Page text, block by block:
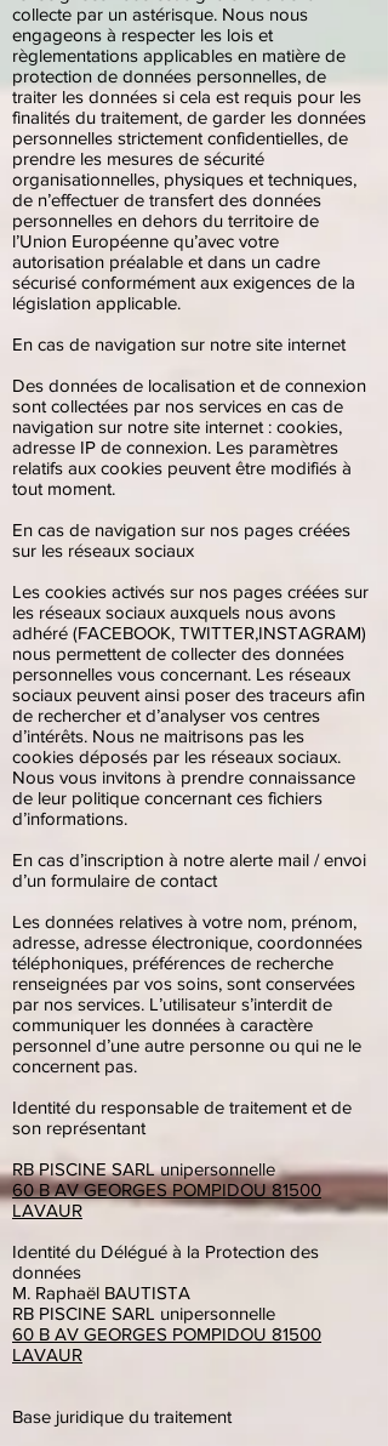
collecte par un astérisque. Nous nous
engageons à respecter les lois et
règlementations applicables en matière de
protection de données personnelles, de
traiter les données si cela est requis pour les
finalités du traitement, de garder les données
personnelles strictement confidentielles, de
prendre les mesures de sécurité
organisationnelles, physiques et techniques,
de n’effectuer de transfert des données
personnelles en dehors du territoire de
l’Union Européenne qu’avec votre
autorisation préalable et dans un cadre
sécurisé conformément aux exigences de la
législation applicable.
En cas de navigation sur notre site internet
Des données de localisation et de connexion
sont collectées par nos services en cas de
navigation sur notre site internet : cookies,
adresse IP de connexion. Les paramètres
relatifs aux cookies peuvent être modifiés à
tout moment.
En cas de navigation sur nos pages créées
sur les réseaux sociaux
Les cookies activés sur nos pages créées sur
les réseaux sociaux auxquels nous avons
adhéré (FACEBOOK, TWITTER,INSTAGRAM)
nous permettent de collecter des données
personnelles vous concernant. Les réseaux
sociaux peuvent ainsi poser des traceurs afin
de rechercher et d’analyser vos centres
d’intérêts. Nous ne maitrisons pas les
cookies déposés par les réseaux sociaux.
Nous vous invitons à prendre connaissance
de leur politique concernant ces fichiers
d’informations.
En cas d’inscription à notre alerte mail / envoi
d’un formulaire de contact
Les données relatives à votre nom, prénom,
adresse, adresse électronique, coordonnées
téléphoniques, préférences de recherche
renseignées par vos soins, sont conservées
par nos services. L’utilisateur s’interdit de
communiquer les données à caractère
personnel d’une autre personne ou qui ne le
concernent pas.
Identité du responsable de traitement et de
son représentant
RB PISCINE SARL unipersonnelle
60 B AV GEORGES POMPIDOU 81500
LAVAUR
Identité du Délégué à la Protection des
données
M. Raphaël BAUTISTA
RB PISCINE SARL unipersonnelle
60 B AV GEORGES POMPIDOU 81500
LAVAUR
Base juridique du traitement